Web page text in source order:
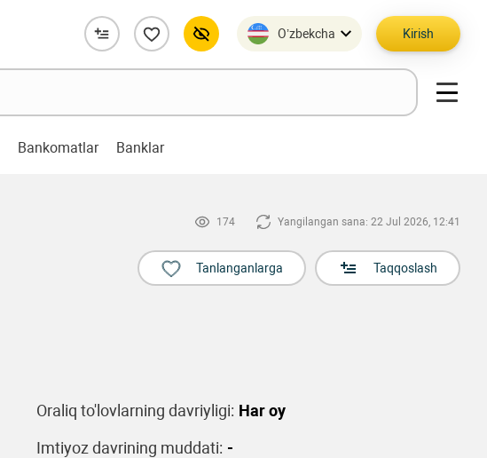
O’zbekcha Kirish
Bankomatlar Banklar
174 Yangilangan sana: 22 Jul 2026, 12:41
Tanlanganlarga Taqqoslash
Oraliq to'lovlarning davriyligi: Har oy
Imtiyoz davrining muddati: -